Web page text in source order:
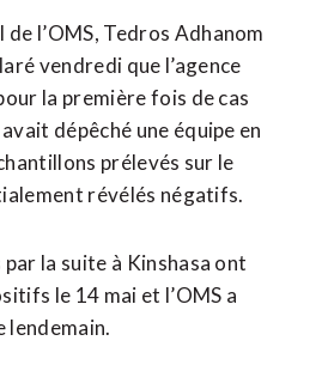
l’OMS, Tedros Adhanom
vendredi que l’agence
la première fois de cas
dépêché une équipe en
prélevés sur le
révélés négatifs.
la suite à Kinshasa ont
le 14 mai et l’OMS a
lendemain.